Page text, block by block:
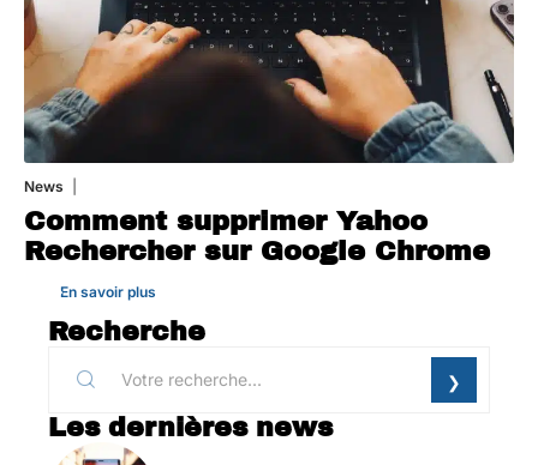
News
Comment supprimer Yahoo
Rechercher sur Google Chrome
En savoir plus
Recherche
Les dernières news